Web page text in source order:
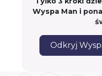
Wyspa Man i
Odkryj